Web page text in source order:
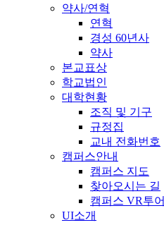
약사/연혁
연혁
경성 60년사
약사
본교표상
학교법인
대학현황
조직 및 기구
규정집
교내 전화번호
캠퍼스안내
캠퍼스 지도
찾아오시는 길
캠퍼스 VR투어
UI소개